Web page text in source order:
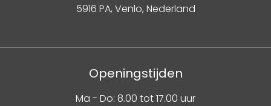
5916 PA, Venlo, Nederland
Openingstijden
Ma - Do: 8.00 tot 17.00 uur